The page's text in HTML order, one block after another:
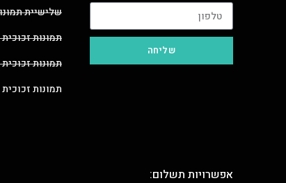
שליחה
שלישיית
תמונות
תמונות
תמונות
אפשרויות תשלום: